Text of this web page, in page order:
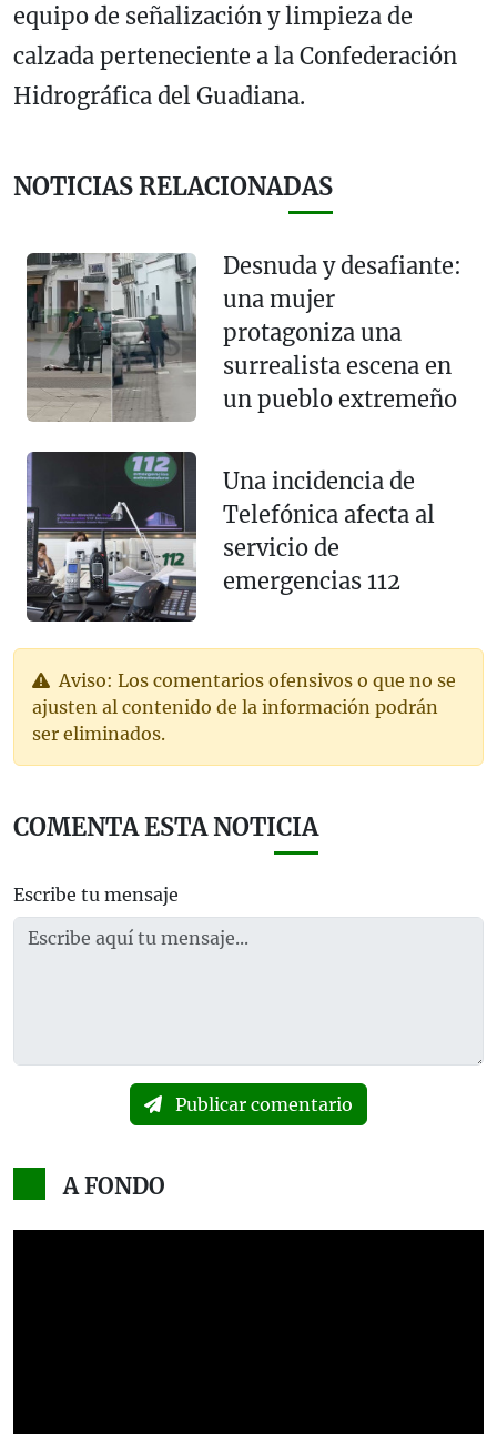
equipo de señalización y limpieza de
calzada perteneciente a la Confederación
Hidrográfica del Guadiana.
NOTICIAS RELACIONADAS
Desnuda y desafiante:
una mujer
protagoniza una
surrealista escena en
un pueblo extremeño
Una incidencia de
Telefónica afecta al
servicio de
emergencias 112
Aviso: Los comentarios ofensivos o que no se
ajusten al contenido de la información podrán
ser eliminados.
COMENTA ESTA NOTICIA
Escribe tu mensaje
Publicar comentario
A FONDO